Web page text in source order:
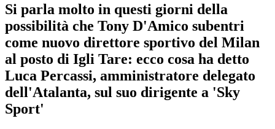
Si parla molto in questi giorni della
possibilità che Tony D'Amico subentri
come nuovo direttore sportivo del Milan
al posto di Igli Tare: ecco cosa ha detto
Luca Percassi, amministratore delegato
dell'Atalanta, sul suo dirigente a 'Sky
Sport'